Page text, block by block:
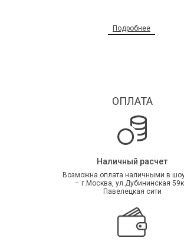
Подробнее
Наличный расчет
Возможна оплата наличными в
– г.Москва, ул.Дубининская
Павелецкая сити
ОПЛАТА
КАТАЛОГ ТКАНЕЙ
Сертифицированные бельгийские и итальянские ткани
высокого качества, отражающие 6 основных элементов
оттенках и текстурах тканей.